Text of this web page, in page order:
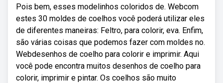
Pois bem, esses modelinhos coloridos de. Webcom
estes 30 moldes de coelhos você poderá utilizar eles
de diferentes maneiras: Feltro, para colorir, eva. Enfim,
são várias coisas que podemos fazer com moldes no.
Webdesenhos de coelho para colorir e imprimir. Aqui
você pode encontra muitos desenhos de coelho para
colorir, imprimir e pintar. Os coelhos são muito